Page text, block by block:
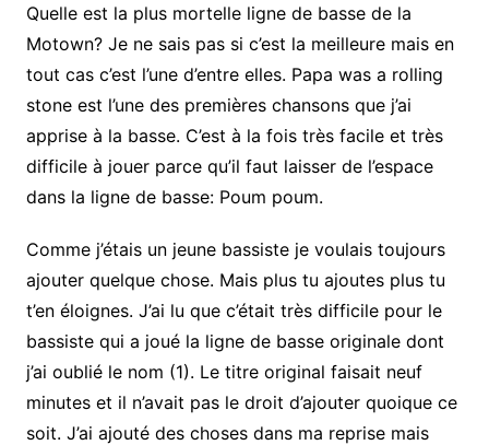
Quelle est la plus mortelle ligne de basse de la
Motown? Je ne sais pas si c’est la meilleure mais en
tout cas c’est l’une d’entre elles. Papa was a rolling
stone est l’une des premières chansons que j’ai
apprise à la basse. C’est à la fois très facile et très
difficile à jouer parce qu’il faut laisser de l’espace
dans la ligne de basse: Poum poum.
Comme j’étais un jeune bassiste je voulais toujours
ajouter quelque chose. Mais plus tu ajoutes plus tu
t’en éloignes. J’ai lu que c’était très difficile pour le
bassiste qui a joué la ligne de basse originale dont
j’ai oublié le nom (1). Le titre original faisait neuf
minutes et il n’avait pas le droit d’ajouter quoique ce
soit. J’ai ajouté des choses dans ma reprise mais